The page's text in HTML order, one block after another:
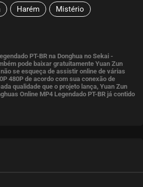
Harém Mistério
PT-BR na Donghua no Sekai -
pode baixar gratuitamente Yuan Zun
se esqueça de assistir online de várias
480P de acordo com sua conexão de
qualidade que o projeto lança, Yuan Zun
Online MP4 Legendado PT-BR já contido